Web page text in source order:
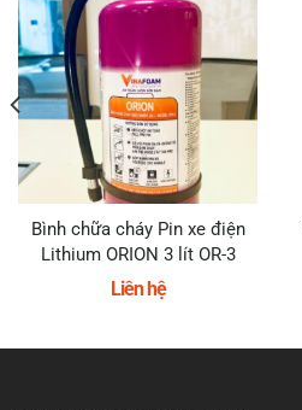
Bình chữa cháy Pin xe điện
Lithium ORION 3 lít OR-3
Liên hệ